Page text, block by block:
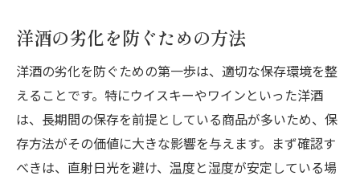
洋酒の劣化を防ぐための方法
洋酒の劣化を防ぐための第一歩は、適切な保存環境を整
えることです。特にウイスキーやワインといった洋酒
は、長期間の保存を前提としている商品が多いため、保
存方法がその価値に大きな影響を与えます。まず確認す
べきは、直射日光を避け、温度と湿度が安定している場